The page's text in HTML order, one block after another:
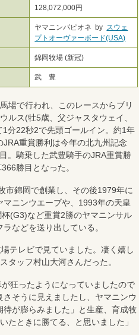
128,072,000円
ヤマニンパピオネ by スウェ
プトオーヴァーボード(USA)
錦岡牧場 (新冠)
武 豊
場で行われ、このレースからブリ
ルス(牡5歳、父ジャスタウェイ、
分22秒2で先頭ゴールイン。約1年
重賞勝利は今年の北九州記念
。騎乗した武豊騎手のJRA重賞勝
勝目となった。
錦岡で創業し、その後1979年に
ニンウエーブや、1993年の天皇
(G3)など重賞2勝のヤマニンサル
などを送り出している。
テレビで見ていました。凄く嬉し
タッフ村山大河さんだった。
狂ったようになっていましたので
そうに見えましたし、ヤマニンウ
が膨らみました」と生産、育成牧
たときに勝てる、と思いました」